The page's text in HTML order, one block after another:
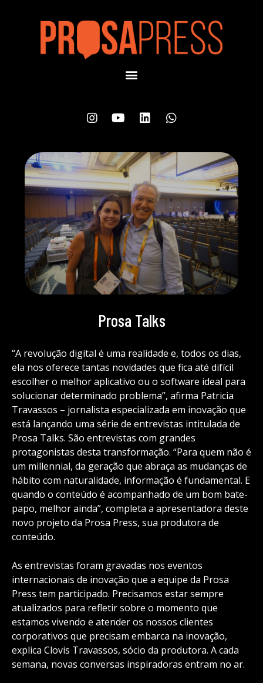
Prosa Talks
“A revolução digital é uma realidade e, todos os dias,
ela nos oferece tantas novidades que fica até difícil
escolher o melhor aplicativo ou o software ideal para
solucionar determinado problema”, afirma Patricia
Travassos – jornalista especializada em inovação que
está lançando uma série de entrevistas intitulada de
Prosa Talks. São entrevistas com grandes
protagonistas desta transformação. “Para quem não é
um millennial, da geração que abraça as mudanças de
hábito com naturalidade, informação é fundamental. E
quando o conteúdo é acompanhado de um bom bate-
papo, melhor ainda”, completa a apresentadora deste
novo projeto da Prosa Press, sua produtora de
conteúdo.
As entrevistas foram gravadas nos eventos
internacionais de inovação que a equipe da Prosa
Press tem participado. Precisamos estar sempre
atualizados para refletir sobre o momento que
estamos vivendo e atender os nossos clientes
corporativos que precisam embarca na inovação,
explica Clovis Travassos, sócio da produtora. A cada
semana, novas conversas inspiradoras entram no ar.